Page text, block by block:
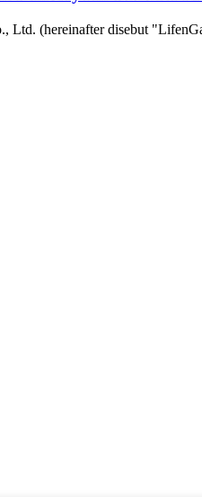
Ltd. (hereinafter disebut